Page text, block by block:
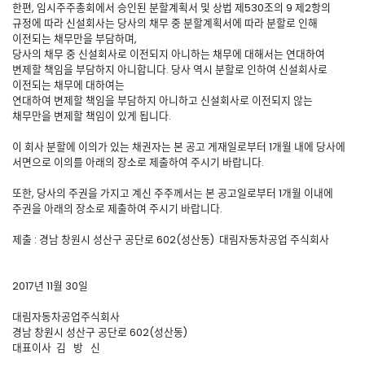
한편, 임시주주총회에서 승인된 분할계획서 및 상법 제530조의 9 제2항의
규정에 따라 신설회사는 당사의 채무 중 분할계획서에 따라 분할로 인해
이전되는 채무만을 부담하며,
당사의 채무 중 신설회사로 이전되지 아니하는 채무에 대해서는 연대하여
변제할 책임을 부담하지 아니합니다. 당사 역시 분할로 인하여 신설회사로
이전되는 채무에 대하여는
연대하여 변제할 책임을 부담하지 아니하고 신설회사로 이전되지 않는
채무만을 변제할 책임이 있게 됩니다.
이 회사 분할에 이의가 있는 채권자는 본 공고 게재일로부터 1개월 내에 당사에
서면으로 이의를 아래의 장소로 제출하여 주시기 바랍니다.
또한, 당사의 주권을 가지고 계신 주주께서는 본 공고일로부터 1개월 이내에
주권을 아래의 장소로 제출하여 주시기 바랍니다.
제출 : 경남 창원시 성산구 공단로 602(성산동) 대림자동차공업 주식회사
2017년 11월 30일
대림자동차공업주식회사
경남 창원시 성산구 공단로 602(성산동)
대표이사 김 방 신